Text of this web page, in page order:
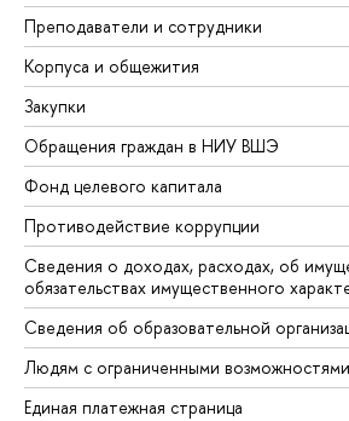
Преподаватели и сотрудники
Корпуса и общежития
Закупки
Обращения граждан в НИУ ВШЭ
Фонд целевого капитала
Противодействие коррупции
Сведения о доходах, расходах, об
обязательствах имущественного
Сведения об образовательной
Людям с ограниченными
Единая платежная страница